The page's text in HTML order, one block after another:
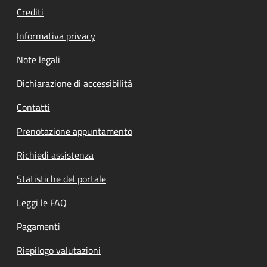
Crediti
Informativa privacy
Note legali
Dichiarazione di accessibilità
Contatti
Prenotazione appuntamento
Richiedi assistenza
Statistiche del portale
Leggi le FAQ
Pagamenti
Riepilogo valutazioni